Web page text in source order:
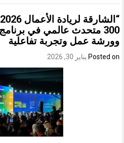
وورشة عمل وتجربة تفاعلية
Posted on يناير 30, 2026